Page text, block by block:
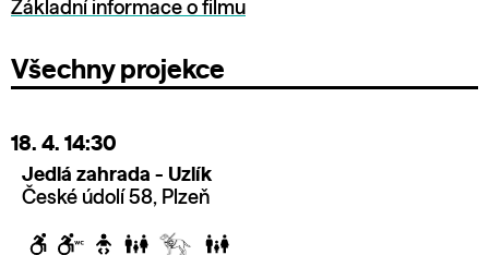
Základní informace o filmu
Všechny projekce
18. 4. 14:30
Jedlá zahrada - Uzlík
České údolí 58, Plzeň